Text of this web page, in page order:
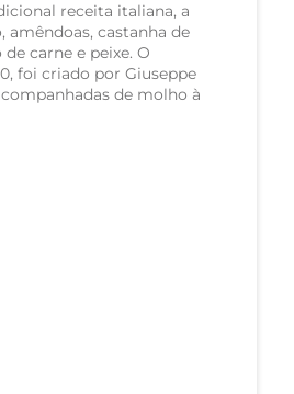
receita italiana, a
amêndoas, castanha de
carne e peixe. O
foi criado por Giuseppe
de molho à